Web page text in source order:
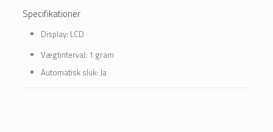
Specifikationer
Display: LCD
Vægtinterval: 1 gram
Automatisk sluk: Ja